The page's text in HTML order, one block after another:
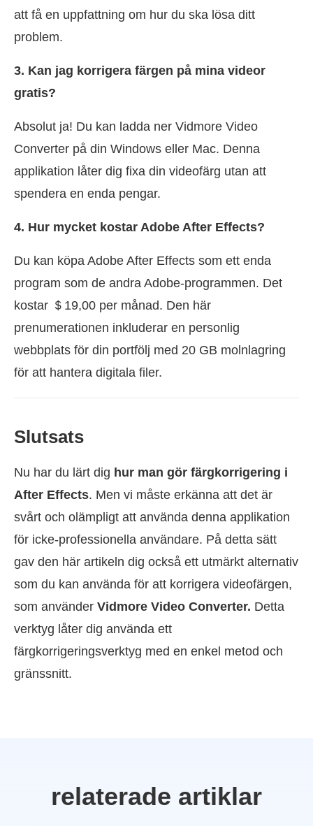
att få en uppfattning om hur du ska lösa ditt
problem.
3. Kan jag korrigera färgen på mina videor
gratis?
Absolut ja! Du kan ladda ner Vidmore Video
Converter på din Windows eller Mac. Denna
applikation låter dig fixa din videofärg utan att
spendera en enda pengar.
4. Hur mycket kostar Adobe After Effects?
Du kan köpa Adobe After Effects som ett enda
program som de andra Adobe-programmen. Det
kostar ＄19,00 per månad. Den här
prenumerationen inkluderar en personlig
webbplats för din portfölj med 20 GB molnlagring
för att hantera digitala filer.
Slutsats
Nu har du lärt dig hur man gör färgkorrigering i
After Effects. Men vi måste erkänna att det är
svårt och olämpligt att använda denna applikation
för icke-professionella användare. På detta sätt
gav den här artikeln dig också ett utmärkt alternativ
som du kan använda för att korrigera videofärgen,
som använder Vidmore Video Converter. Detta
verktyg låter dig använda ett
färgkorrigeringsverktyg med en enkel metod och
gränssnitt.
relaterade artiklar